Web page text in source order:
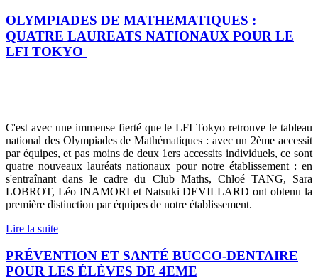
OLYMPIADES DE MATHEMATIQUES :
QUATRE LAUREATS NATIONAUX POUR LE
LFI TOKYO
C'est avec une immense fierté que le LFI Tokyo retrouve le tableau
national des Olympiades de Mathématiques : avec un 2ème accessit
par équipes, et pas moins de deux 1ers accessits individuels, ce sont
quatre nouveaux lauréats nationaux pour notre établissement : en
s'entraînant dans le cadre du Club Maths, Chloé TANG, Sara
LOBROT, Léo INAMORI et Natsuki DEVILLARD ont obtenu la
première distinction par équipes de notre établissement.
Lire la suite
PRÉVENTION ET SANTÉ BUCCO-DENTAIRE
POUR LES ÉLÈVES DE 4EME